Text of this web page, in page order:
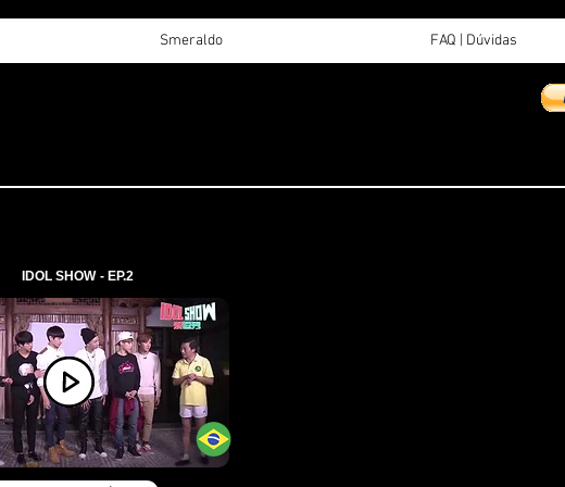
Smeraldo FAQ | Dúvidas
IDOL SHOW - EP.2